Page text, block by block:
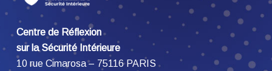
Centre de Réflexion
sur la Sécurité Intérieure
10 rue Cimarosa – 75116 PARIS